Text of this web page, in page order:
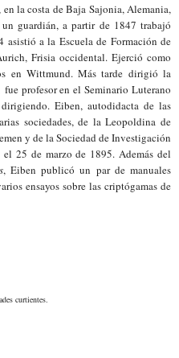
la costa de Baja Sajonia, Alemania,
guardián, a partir de 1847 trabajó
asistió a la Escuela de Formación de
Frisia occidental. Ejerció como
en Wittmund. Más tarde dirigió la
profesor en el Seminario Luterano
Eiben, autodidacta de las
sociedades, de la Leopoldina de
y de la Sociedad de Investigación
25 de marzo de 1895. Además del
, Eiben publicó un par de manuales
ensayos sobre las criptógamas de
curtientes.